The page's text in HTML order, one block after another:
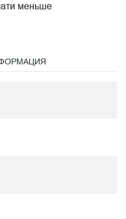
меньше